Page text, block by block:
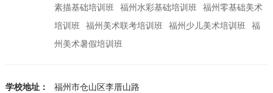
素描基础培训班 福州水彩基础培训班 福州零基础美术
培训班 福州美术联考培训班 福州少儿美术培训班 福
州美术暑假培训班
学校地址： 福州市仓山区李厝山路